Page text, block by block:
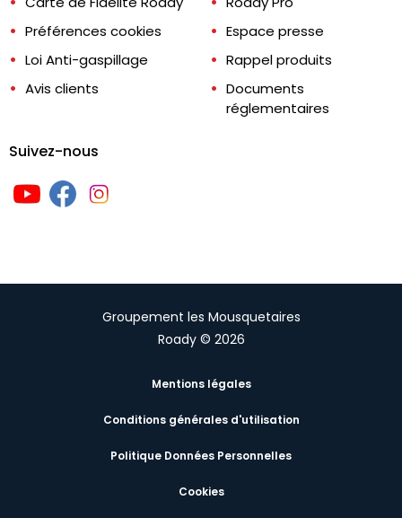
Préférences cookies
Loi Anti-gaspillage
Avis clients
Espace presse
Rappel produits
Documents
réglementaires
Suivez-nous
Groupement les Mousquetaires
Roady © 2026
Mentions légales
Conditions générales d'utilisation
Politique Données Personnelles
Cookies